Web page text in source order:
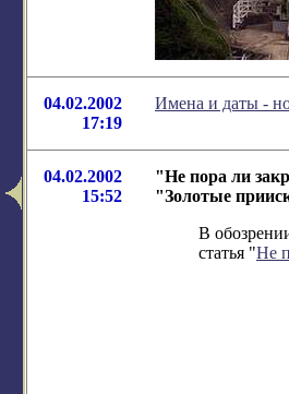
04.02.2002
17:19
Имена и даты -
04.02.2002
15:52
"Не пора ли
"Золотые
В
статья "Не